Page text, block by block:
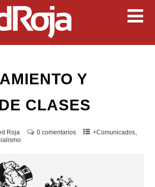
Y
CLASES
Roja 0 comentarios +Comunicados,